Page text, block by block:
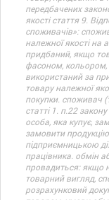
передбачених
якості стаття 9.
споживачів»:
належної якості на
придбаний, якщо
фасоном,
використаний за
товару належної
покупки. споживач
статті 1. п.22
особа, яка купує,
замовити
підприємницькою
працівника. обмін
провадиться: якщо
товарний вигляд,
розрахунковий